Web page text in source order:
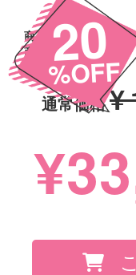
20
%OFF
商品名Goodsname
商品名Goodsname
通常価格¥